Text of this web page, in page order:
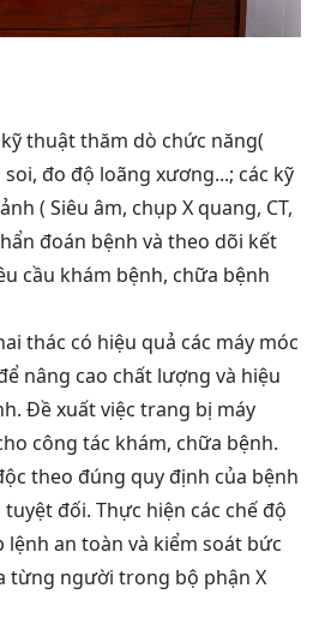
thuật thăm dò chức năng(
đo độ loãng xương...; các kỹ
( Siêu âm, chụp X quang, CT,
đoán bệnh và theo dõi kết
cầu khám bệnh, chữa bệnh
thác có hiệu quả các máy móc
nâng cao chất lượng và hiệu
Đề xuất việc trang bị máy
công tác khám, chữa bệnh.
theo đúng quy định của bệnh
đối. Thực hiện các chế độ
lệnh an toàn và kiểm soát bức
từng người trong bộ phận X
Màn hình led phòng họp